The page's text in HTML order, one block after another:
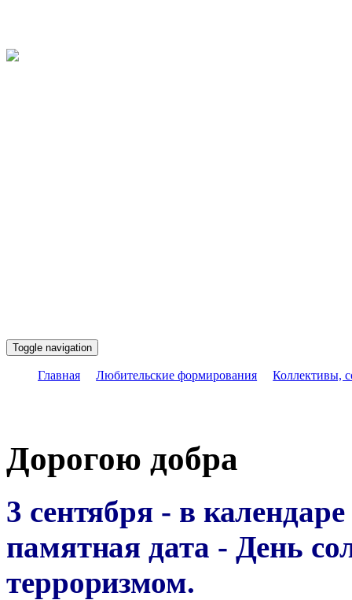
Toggle navigation
Главная Любительские формирования Коллективы,
Дорогою добра
3 сентября - в
памятная дата - День
терроризмом.